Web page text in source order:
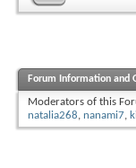
Forum Information and
Moderators of this
natalia268, nanami7,